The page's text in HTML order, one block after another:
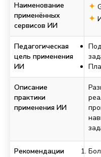
Наименование
применённых
сервисов ИИ
✦
✦
Педагогическая
цель применения
ИИ
Описание
практики
применения ИИ
Рекомендации